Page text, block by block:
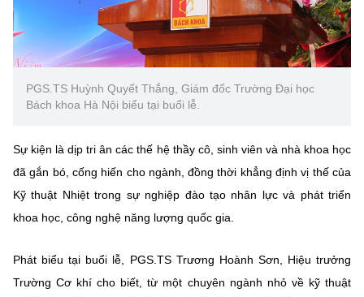
BỘ KHOA HỌC VÀ CÔNG NGHỆ
MINISTRY OF SCIENCE AND TECHNOLOGY
Cơ quan chủ quản: Bộ Khoa học và Công nghệ (MST)
Chịu trách nhiệm nội dung: Nguyễn Thị Hải Hằng
Giám đốc Trung tâm Truyền thông Khoa học và Công nghệ.
Địa chỉ: Ban Biên tập Cổng TTĐT - 18 Nguyễn Du, TP. Hà Nội
Email:stc@mst.gov.vn
PGS.TS Huỳnh Quyết Thắng, Giám đốc Trường Đại học
Bách khoa Hà Nội biểu tại buổi lễ.
Sự kiện là dịp tri ân các thế hệ thầy cô, sinh viên và nhà khoa học
đã gắn bó, cống hiến cho ngành, đồng thời khẳng định vị thế của
Kỹ thuật Nhiệt trong sự nghiệp đào tạo nhân lực và phát triển
khoa học, công nghệ năng lượng quốc gia.
Phát biểu tại buổi lễ, PGS.TS Trương Hoành Sơn, Hiệu trưởng
Trường Cơ khí cho biết, từ một chuyên ngành nhỏ về kỹ thuật